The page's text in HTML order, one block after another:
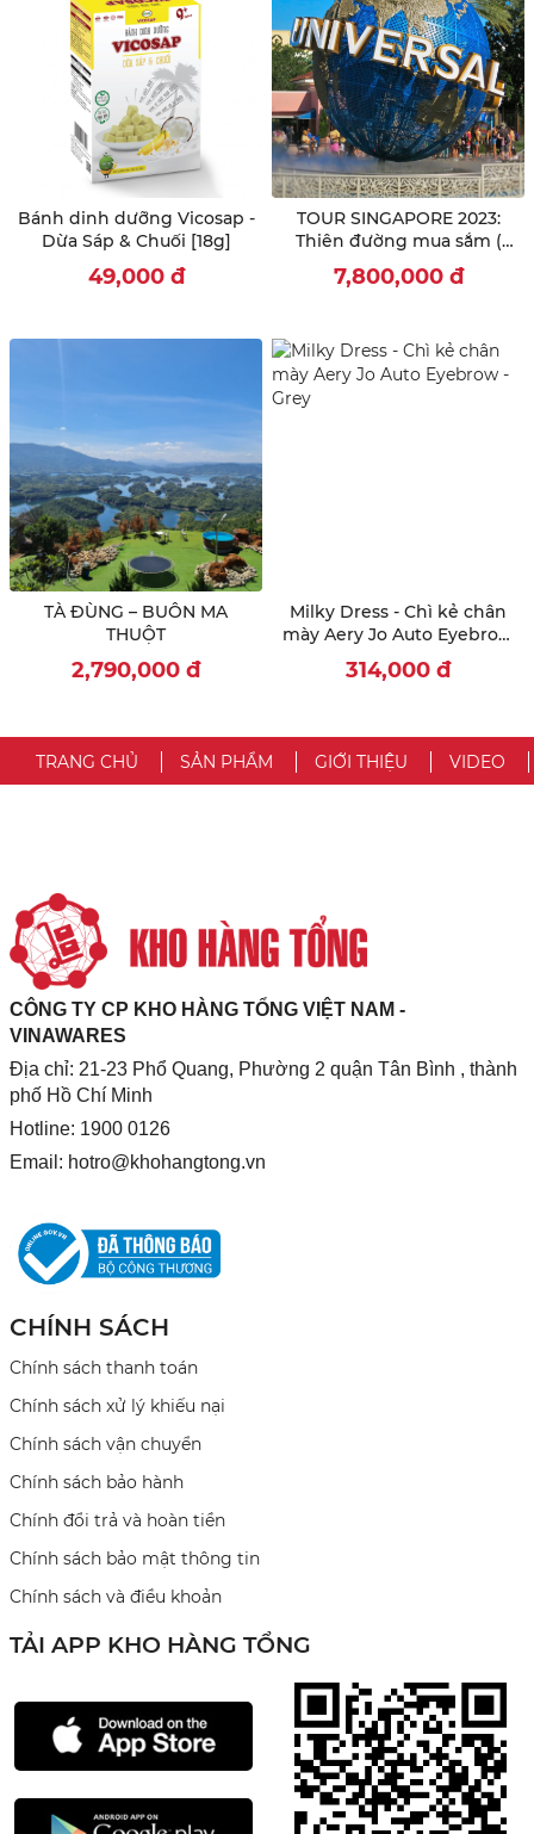
Bánh dinh dưỡng Vicosap -
Dừa Sáp & Chuối [18g]
49,000 đ
TOUR SINGAPORE 2023:
Thiên đường mua sắm (
Jewel Changi - Gardens By
The Bay - Sentosa )
7,800,000 đ
TÀ ĐÙNG – BUÔN MA
THUỘT
2,790,000 đ
Milky Dress - Chì kẻ chân
mày Aery Jo Auto Eyebrow
- Grey
314,000 đ
TRANG CHỦ SẢN PHẨM GIỚI THIỆU VIDEO
CÔNG TY CP KHO HÀNG TỔNG VIỆT NAM -
VINAWARES
Địa chỉ: 21-23 Phổ Quang, Phường 2 quận Tân Bình , thành
phố Hồ Chí Minh
Hotline: 1900 0126
Email: hotro@khohangtong.vn
CHÍNH SÁCH
Chính sách thanh toán
Chính sách xử lý khiếu nại
Chính sách vận chuyển
Chính sách bảo hành
Chính đổi trả và hoàn tiền
Chính sách bảo mật thông tin
Chính sách và điều khoản
TẢI APP KHO HÀNG TỔNG